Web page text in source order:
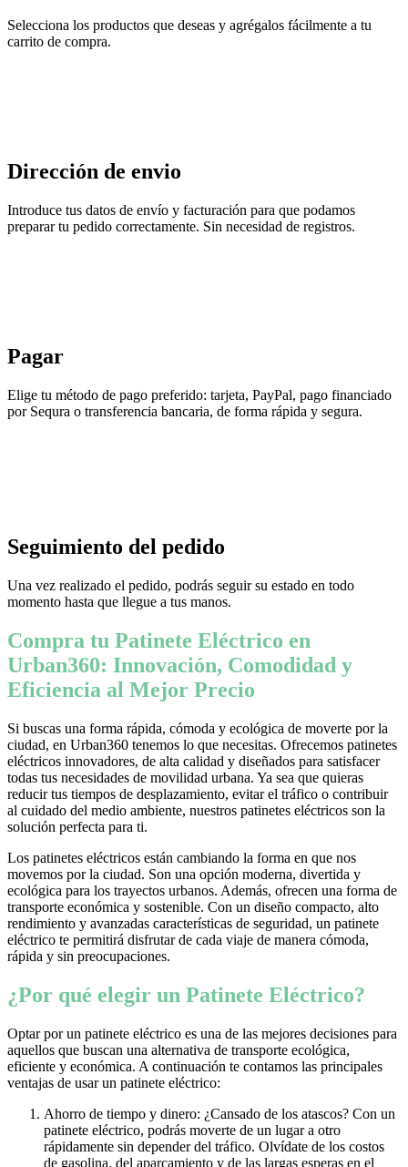
Selecciona los productos que deseas y agrégalos fácilmente a tu
carrito de compra.
Dirección de envio
Introduce tus datos de envío y facturación para que podamos
preparar tu pedido correctamente. Sin necesidad de registros.
Pagar
Elige tu método de pago preferido: tarjeta, PayPal, pago financiado
por Sequra o transferencia bancaria, de forma rápida y segura.
Seguimiento del pedido
Una vez realizado el pedido, podrás seguir su estado en todo
momento hasta que llegue a tus manos.
Compra tu Patinete Eléctrico en
Urban360: Innovación, Comodidad y
Eficiencia al Mejor Precio
Si buscas una forma rápida, cómoda y ecológica de moverte por la
ciudad, en Urban360 tenemos lo que necesitas. Ofrecemos patinetes
eléctricos innovadores, de alta calidad y diseñados para satisfacer
todas tus necesidades de movilidad urbana. Ya sea que quieras
reducir tus tiempos de desplazamiento, evitar el tráfico o contribuir
al cuidado del medio ambiente, nuestros patinetes eléctricos son la
solución perfecta para ti.
Los patinetes eléctricos están cambiando la forma en que nos
movemos por la ciudad. Son una opción moderna, divertida y
ecológica para los trayectos urbanos. Además, ofrecen una forma de
transporte económica y sostenible. Con un diseño compacto, alto
rendimiento y avanzadas características de seguridad, un patinete
eléctrico te permitirá disfrutar de cada viaje de manera cómoda,
rápida y sin preocupaciones.
¿Por qué elegir un Patinete Eléctrico?
Optar por un patinete eléctrico es una de las mejores decisiones para
aquellos que buscan una alternativa de transporte ecológica,
eficiente y económica. A continuación te contamos las principales
ventajas de usar un patinete eléctrico:
Ahorro de tiempo y dinero: ¿Cansado de los atascos? Con un
patinete eléctrico, podrás moverte de un lugar a otro
rápidamente sin depender del tráfico. Olvídate de los costos
de gasolina, del aparcamiento y de las largas esperas en el